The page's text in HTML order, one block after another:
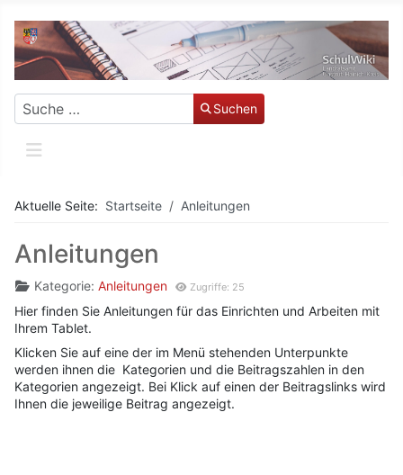
Suchen Suchen
Aktuelle Seite: Startseite Anleitungen
Anleitungen
Kategorie: Anleitungen Zugriffe: 25
Hier finden Sie Anleitungen für das Einrichten und Arbeiten mit
Ihrem Tablet.
Klicken Sie auf eine der im Menü stehenden Unterpunkte
werden ihnen die Kategorien und die Beitragszahlen in den
Kategorien angezeigt. Bei Klick auf einen der Beitragslinks wird
Ihnen die jeweilige Beitrag angezeigt.